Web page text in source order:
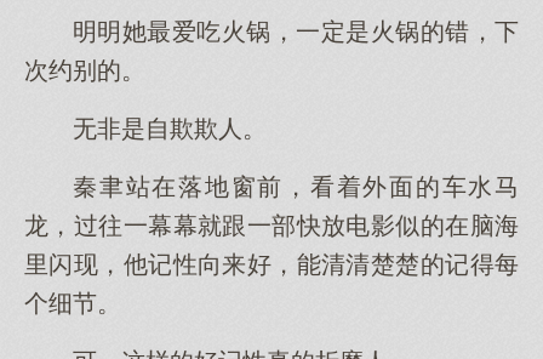
明明她最爱吃火锅，一定是火锅的错，下
次约别的。
无非是自欺欺人。
秦聿站在落地窗前，看着外面的车水马
龙，过往一幕幕就跟一部快放电影似的在脑海
里闪现，他记性向来好，能清清楚楚的记得每
个细节。